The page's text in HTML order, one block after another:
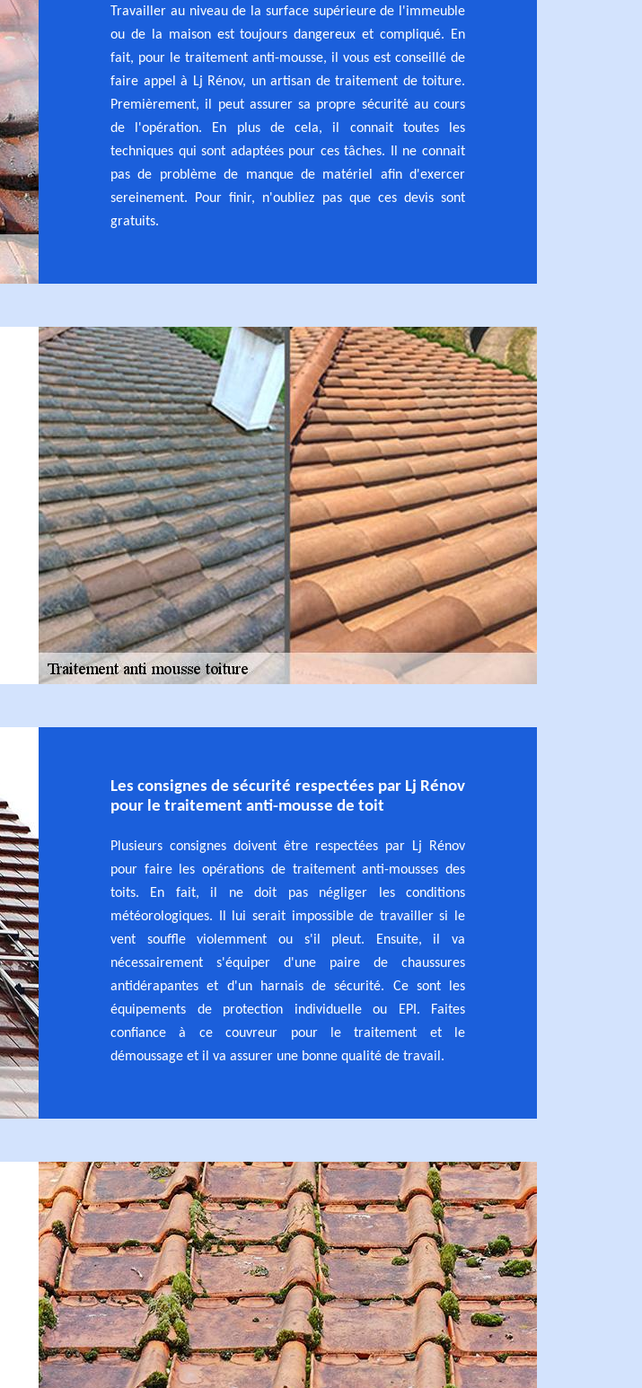
Travailler au niveau de la surface supérieure de l'immeuble
ou de la maison est toujours dangereux et compliqué. En
fait, pour le traitement anti-mousse, il vous est conseillé de
faire appel à Lj Rénov, un artisan de traitement de toiture.
Premièrement, il peut assurer sa propre sécurité au cours
de l'opération. En plus de cela, il connait toutes les
techniques qui sont adaptées pour ces tâches. Il ne connait
pas de problème de manque de matériel afin d'exercer
sereinement. Pour finir, n'oubliez pas que ces devis sont
gratuits.
Les consignes de sécurité respectées par Lj Rénov
pour le traitement anti-mousse de toit
Plusieurs consignes doivent être respectées par Lj Rénov
pour faire les opérations de traitement anti-mousses des
toits. En fait, il ne doit pas négliger les conditions
météorologiques. Il lui serait impossible de travailler si le
vent souffle violemment ou s'il pleut. Ensuite, il va
nécessairement s'équiper d'une paire de chaussures
antidérapantes et d'un harnais de sécurité. Ce sont les
équipements de protection individuelle ou EPI. Faites
confiance à ce couvreur pour le traitement et le
démoussage et il va assurer une bonne qualité de travail.